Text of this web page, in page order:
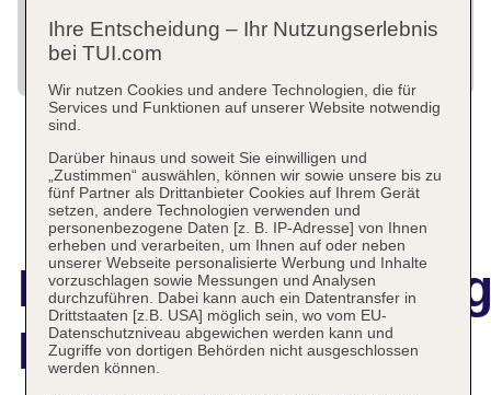
Italia
Ihre Entscheidung – Ihr Nutzungserlebnis
bei TUI.com
Wir nutzen Cookies und andere Technologien, die für
Services und Funktionen auf unserer Website notwendig
sind.
Darüber hinaus und soweit Sie einwilligen und
„Zustimmen“ auswählen, können wir sowie unsere bis zu
fünf Partner als Drittanbieter Cookies auf Ihrem Gerät
setzen, andere Technologien verwenden und
personenbezogene Daten [z. B. IP-Adresse] von Ihnen
erheben und verarbeiten, um Ihnen auf oder neben
unserer Webseite personalisierte Werbung und Inhalte
vorzuschlagen sowie Messungen und Analysen
durchzuführen. Dabei kann auch ein Datentransfer in
Drittstaaten [z.B. USA] möglich sein, wo vom EU-
Datenschutzniveau abgewichen werden kann und
Zugriffe von dortigen Behörden nicht ausgeschlossen
werden können.